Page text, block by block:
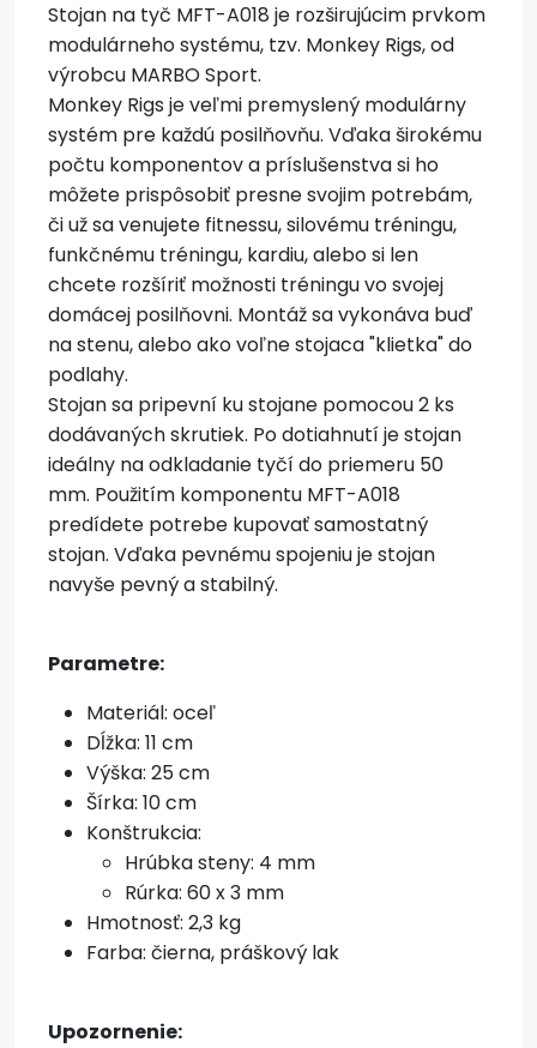
Stojan na tyč MFT-A018 je rozširujúcim prvkom
modulárneho systému, tzv. Monkey Rigs, od
výrobcu MARBO Sport.
Monkey Rigs je veľmi premyslený modulárny
systém pre každú posilňovňu. Vďaka širokému
počtu komponentov a príslušenstva si ho
môžete prispôsobiť presne svojim potrebám,
či už sa venujete fitnessu, silovému tréningu,
funkčnému tréningu, kardiu, alebo si len
chcete rozšíriť možnosti tréningu vo svojej
domácej posilňovni. Montáž sa vykonáva buď
na stenu, alebo ako voľne stojaca "klietka" do
podlahy.
Stojan sa pripevní ku stojane pomocou 2 ks
dodávaných skrutiek. Po dotiahnutí je stojan
ideálny na odkladanie tyčí do priemeru 50
mm. Použitím komponentu MFT-A018
predídete potrebe kupovať samostatný
stojan. Vďaka pevnému spojeniu je stojan
navyše pevný a stabilný.
Parametre:
Materiál: oceľ
Dĺžka: 11 cm
Výška: 25 cm
Šírka: 10 cm
Konštrukcia:
Hrúbka steny: 4 mm
Rúrka: 60 x 3 mm
Hmotnosť: 2,3 kg
Farba: čierna, práškový lak
Upozornenie: